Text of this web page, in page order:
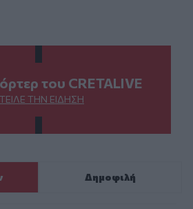
του CRETALIVE
ΤΗΝ ΕΊΔΗΣΗ
Δημοφιλή